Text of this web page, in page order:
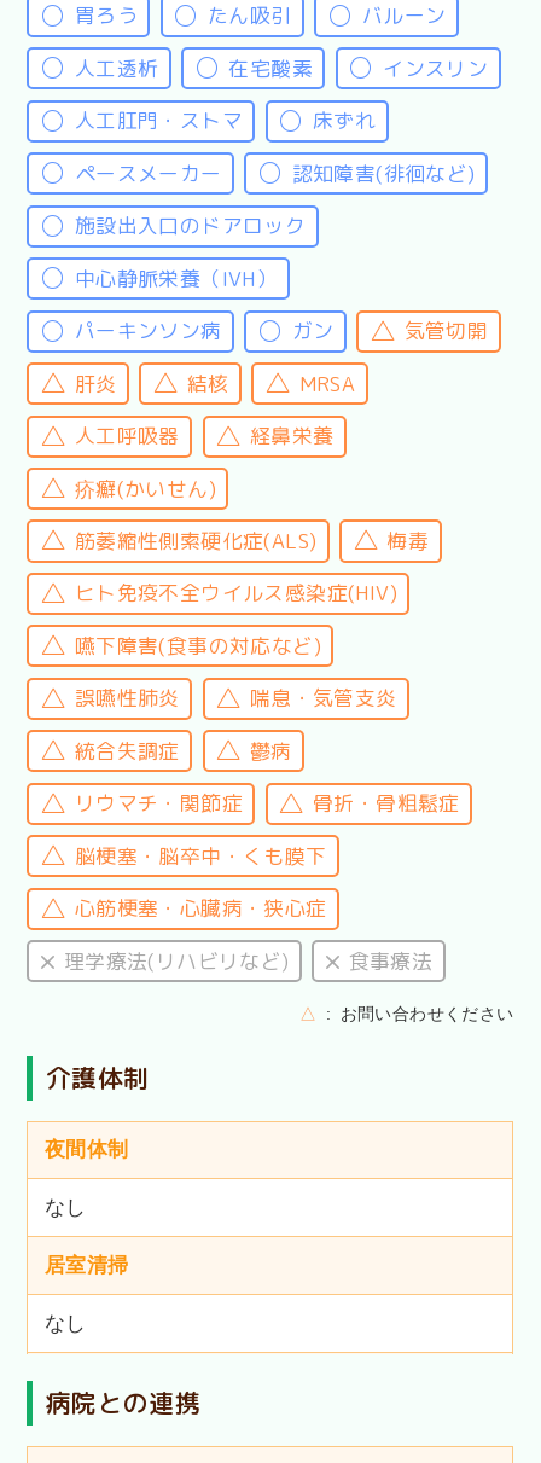
胃ろう たん吸引
バルーン
人工透析
在宅酸素
インスリン
人工肛門・ストマ
床ずれ
ペースメーカー
認知障害(徘徊など)
施設出入口のドアロック
中心静脈栄養（IVH）
パーキンソン病
ガン
気管切開
肝炎
結核
MRSA
人工呼吸器
経鼻栄養
疥癬(かいせん)
筋萎縮性側索硬化症(ALS)
梅毒
ヒト免疫不全ウイルス感染症(HIV)
嚥下障害(食事の対応など)
誤嚥性肺炎
喘息・気管支炎
統合失調症
鬱病
リウマチ・関節症
骨折・骨粗鬆症
脳梗塞・脳卒中・くも膜下
心筋梗塞・心臓病・狭心症
理学療法(リハビリなど)
食事療法
△ お問い合わせください
介護体制
夜間体制
なし
居室清掃
なし
病院との連携